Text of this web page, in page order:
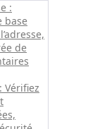
:
base
de
Vérifiez